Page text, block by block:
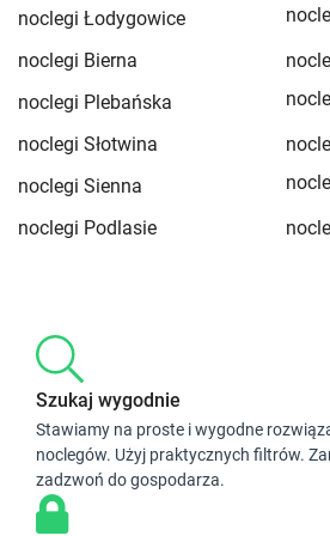
noclegi Łodygowice
noclegi Bierna
noclegi Plebańska
noclegi Słotwina
noclegi Sienna
noclegi Podlasie
Szukaj wygodnie
Stawiamy na proste i wygodne
noclegów. Użyj praktycznych filtrów.
zadzwoń do gospodarza.